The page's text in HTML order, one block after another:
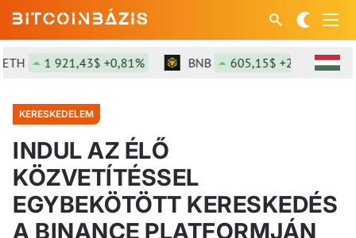
1 921,43$ +0,81% BNB 605,15$ +2,33%
KERESKEDELEM
INDUL AZ ÉLŐ
KÖZVETÍTÉSSEL
EGYBEKÖTÖTT KERESKEDÉS
A BINANCE PLATFORMJÁN